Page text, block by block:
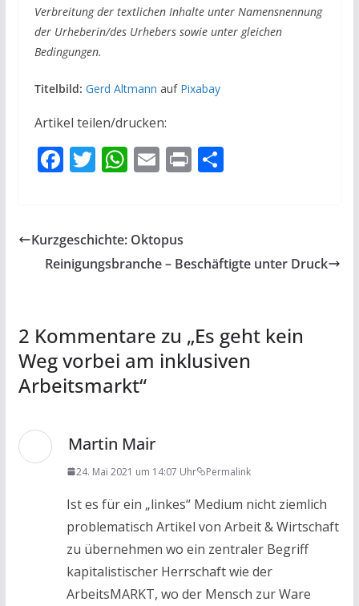
Verbreitung der textlichen Inhalte unter Namensnennung
der Urheberin/des Urhebers sowie unter gleichen
Bedingungen.
Titelbild: Gerd Altmann auf Pixabay
Artikel teilen/drucken:
F
b
o
T
er
W
s
A
E
l
PrT
Kurzgeschichte: Oktopus
Reinigungsbranche – Beschäftigte unter Druck
2 Kommentare zu „Es geht kein
Weg vorbei am inklusiven
Arbeitsmarkt“
Martin Mair
24. Mai 2021 um 14:07 Uhr Permalink
Ist es für ein „linkes“ Medium nicht ziemlich
problematisch Artikel von Arbeit & Wirtschaft
zu übernehmen wo ein zentraler Begriff
kapitalistischer Herrschaft wie der
ArbeitsMARKT, wo der Mensch zur Ware